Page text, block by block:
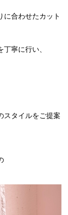
に合わせたカット
寧に行い、
スタイルをご提案